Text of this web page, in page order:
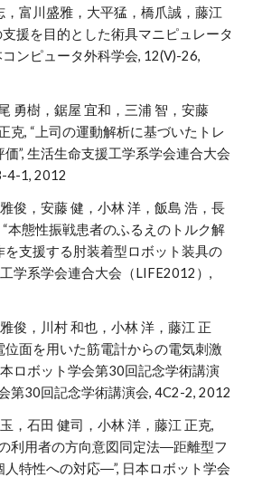
，富川盛雅，大平猛，橋爪誠，藤江
支援を目的とした術具マニピュレータ
コンピュータ外科学会, 12(V)-26,
勇樹，鋸屋 宜和，三浦 智，安藤
克, “上司の運動解析に基づいたトレ
”, 生活生命支援工学系学会連合大会
4-1, 2012
俊，安藤 健，小林 洋，飯島 浩，長
“本態性振戦患者のふるえのトルク解
を支援する肘装着型ロボット装具の
学系学会連合大会（LIFE2012）,
俊，川村 和也，小林 洋，藤江 正
位面を用いた筋電計からの電気刺激
本ロボット学会第30回記念学術講演
第30回記念学術講演会, 4C2-2, 2012
，石田 健司，小林 洋，藤江 正克,
利用者の方向意図同定法―距離型フ
人特性への対応―”, 日本ロボット学会